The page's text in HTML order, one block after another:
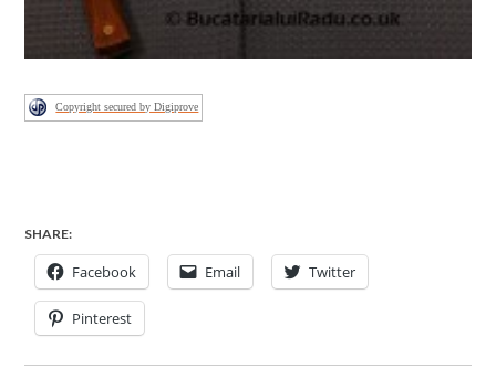
Copyright secured by Digiprove
SHARE:
Facebook Email Twitter
Pinterest